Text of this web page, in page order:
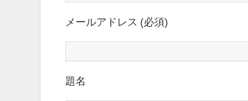
メールアドレス (必須)
題名